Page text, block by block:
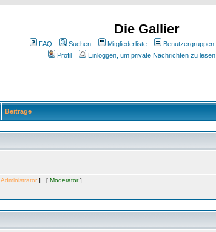
Die Gallier
FAQ Suchen Mitgliederliste Benutzergruppen
Profil
Einloggen, um private Nachrichten zu lesen
Beiträge
Administrator ] [ Moderator]